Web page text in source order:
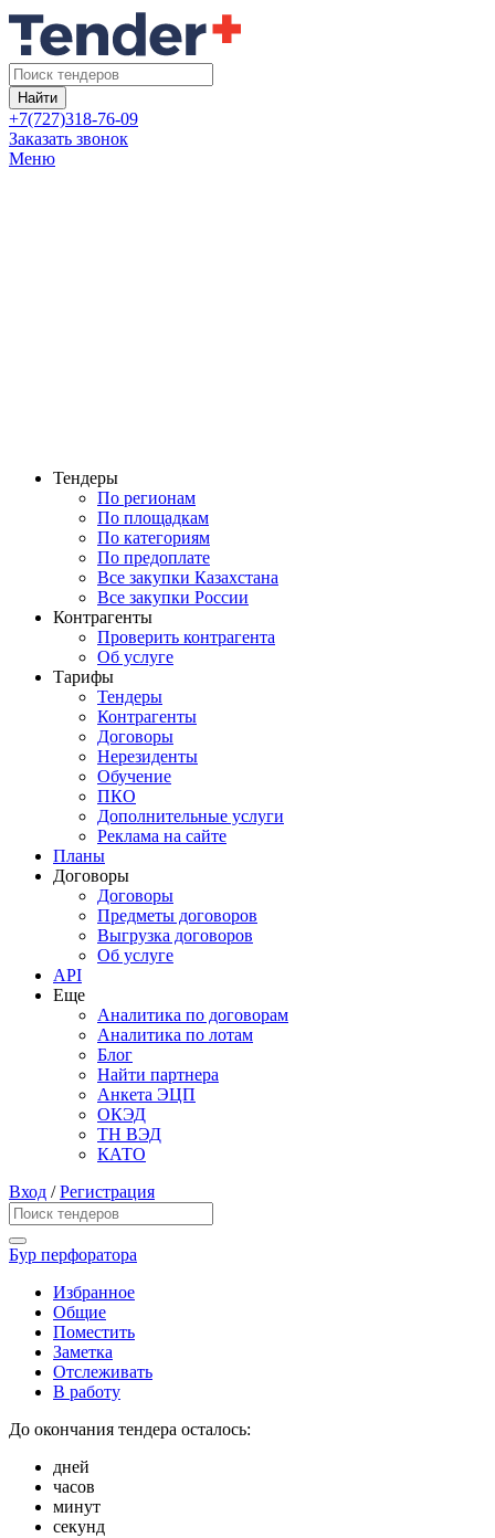
Найти
+7(727)318-76-09
Заказать звонок
Меню
Тендеры
По регионам
По площадкам
По категориям
По предоплате
Все закупки Казахстана
Все закупки России
Контрагенты
Проверить контрагента
Об услуге
Тарифы
Тендеры
Контрагенты
Договоры
Нерезиденты
Обучение
ПКО
Дополнительные услуги
Реклама на сайте
Планы
Договоры
Договоры
Предметы договоров
Выгрузка договоров
Об услуге
API
Еще
Аналитика по договорам
Аналитика по лотам
Блог
Найти партнера
Анкета ЭЦП
ОКЭД
ТН ВЭД
КАТО
Вход /Регистрация
Бур перфоратора
Избранное
Общие
Поместить
Заметка
Отслеживать
В работу
До окончания тендера осталось:
дней
часов
минут
секунд